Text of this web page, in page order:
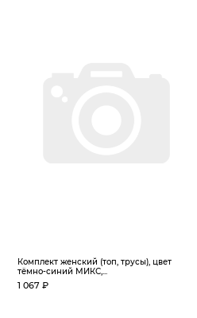
Комплект женский (топ, трусы), цвет
тёмно-синий МИКС,...
1 067 ₽